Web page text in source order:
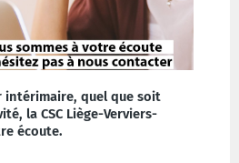
intérimaire, quel que soit
la CSC Liège-Verviers-
écoute.